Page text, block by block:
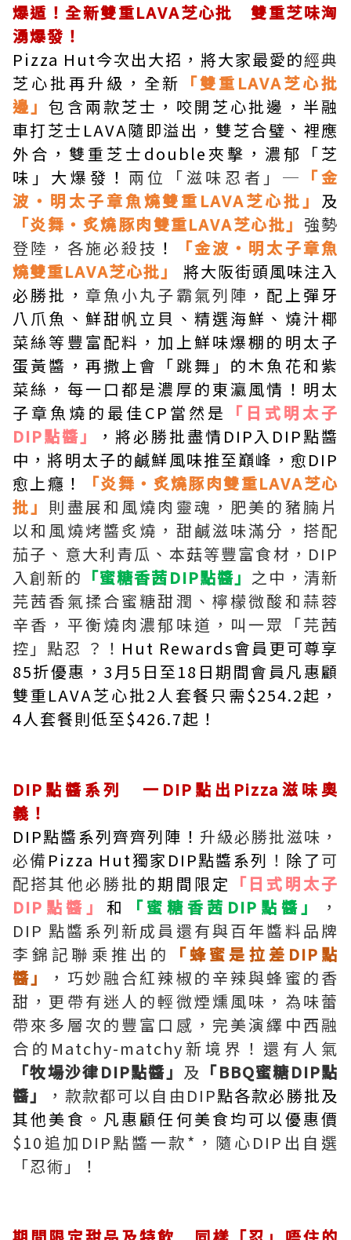
爆遁！全新雙重LAVA芝心批 雙重芝味洶
湧爆發！
Pizza Hut今次出大招，將大家最愛的經典
芝心批再升級，全新 「雙重LAVA芝心批
邊」包含兩款芝士，咬開芝心批邊，半融
車打芝士LAVA隨即溢出，雙芝合璧、裡應
外合，雙重芝士double夾擊，濃郁「芝
味」大爆發！ 兩位「滋味忍者」─ 「金
波・明太子章魚燒雙重LAVA芝心批」 及
「炎舞・炙燒豚肉雙重LAVA芝心批」 強勢
登陸，各施必殺技 ！
「金波・明太子章魚
燒雙重LAVA芝心批」 將大阪街頭風味注入
必勝批， 章魚小丸子霸氣列陣 ，配上彈牙
八爪魚、鮮甜帆立貝、精選海鮮、燒汁椰
菜絲等豐富配料，加上鮮味爆棚的明太子
蛋黃醬，再撒上會「跳舞」的木魚花和紫
菜絲，每一口都是濃厚的東瀛風情！明太
子章魚燒的最佳CP當然是
「日式明太子
DIP點醬」
，將必勝批盡情DIP入DIP點醬
中，將明太子的鹹鮮風味推至巔峰，愈DIP
愈上癮！
「炎舞・炙燒豚肉雙重LAVA芝心
批」 則盡展和風燒肉靈魂，肥美的豬腩片
以和風燒烤醬炙燒，甜鹹滋味滿分，搭配
茄子、意大利青瓜、本菇等豐富食材，DIP
入創新的 「蜜糖香茜DIP點醬」 之中，清新
芫茜香氣揉合蜜糖甜潤、檸檬微酸和蒜蓉
辛香，平衡燒肉濃郁味道，叫一眾「芫茜
控」點忍 ？！ Hut Rewards會員更可尊享
85折優惠，3月5日至18日期間會員凡惠顧
雙重LAVA芝心批2人套餐只需$254.2起，
4人套餐則低至$426.7起！
DIP點醬系列 一DIP點出Pizza滋味奧
義！
DIP點醬系列齊齊列陣！ 升級必勝批滋味，
必備 Pizza Hut獨家DIP點醬系列 ！ 除了可
配搭其他必勝批的期間限定 「日式明太子
DIP點醬」 和 「蜜糖香茜DIP點醬」
，
DIP 點醬系列新成員還有與百年醬料品牌
李錦記聯乘推出的
「蜂蜜是拉差DIP點
醬」
，巧妙融合紅辣椒的辛辣與蜂蜜的香
甜，更帶有迷人的輕微煙燻風味，為味蕾
帶來多層次的豐富口感，完美演繹中西融
合的Matchy-matchy新境界！還有人氣
「牧場沙律DIP點醬」 及 「BBQ蜜糖DIP點
醬」
，款款都可以自由DIP點各款必勝批及
其他美食。凡惠顧任何美食均可以優惠價
$10追加DIP點醬一款*，隨心DIP出自選
「忍術」！